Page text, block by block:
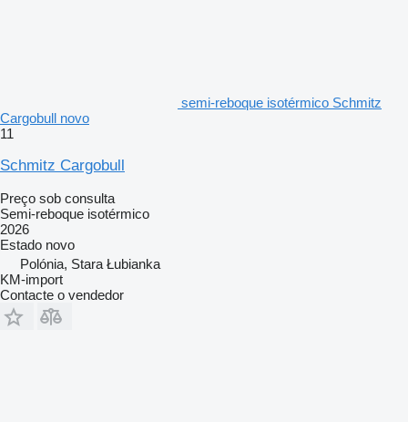
semi-reboque isotérmico Schmitz
Cargobull novo
11
Schmitz Cargobull
Preço sob consulta
Semi-reboque isotérmico
2026
Estado novo
Polónia, Stara Łubianka
KM-import
Contacte o vendedor